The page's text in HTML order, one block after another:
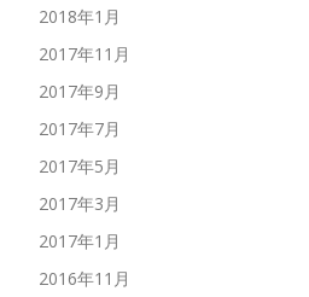
2018年1月
2017年11月
2017年9月
2017年7月
2017年5月
2017年3月
2017年1月
2016年11月